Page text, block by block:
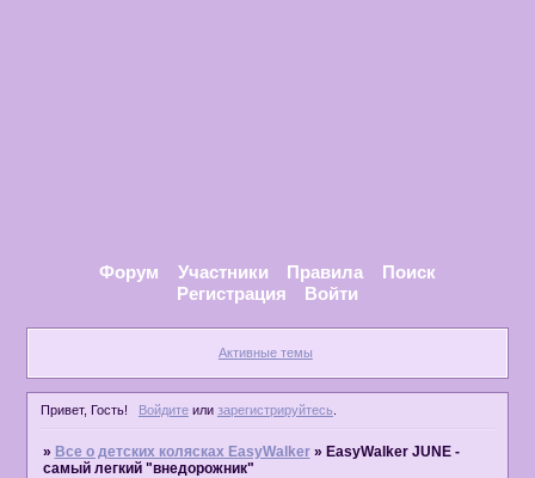
Форум Участники Правила
Поиск
Регистрация
Войти
Активные темы
Привет, Гость! Войдитеили зарегистрируйтесь.
» Все о детских колясках EasyWalker » EasyWalker JUNE -
самый легкий "внедорожник"